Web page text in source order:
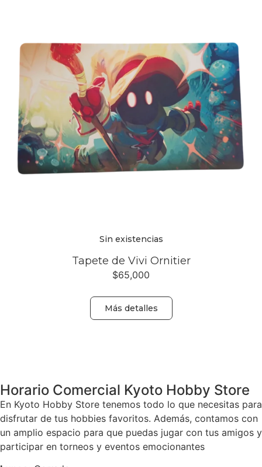
Sin existencias
Tapete de Vivi Ornitier
$65,000
Más detalles
Horario Comercial Kyoto Hobby Store
En Kyoto Hobby Store tenemos todo lo que necesitas para
disfrutar de tus hobbies favoritos. Además, contamos con
un amplio espacio para que puedas jugar con tus amigos y
participar en torneos y eventos emocionantes